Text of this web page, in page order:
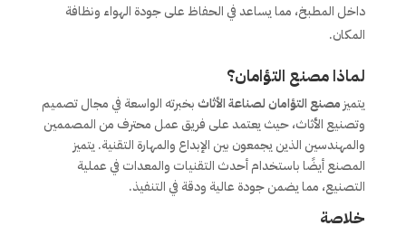
داخل المطبخ، مما يساعد في الحفاظ على جودة الهواء ونظافة
المكان.
لماذا مصنع التؤامان؟
يتميز مصنع التؤامان لصناعة الأثاثبخبرته الواسعة في مجال تصميم
وتصنيع الأثاث، حيث يعتمد على فريق عمل محترف من المصممين
والمهندسين الذين يجمعون بين الإبداع والمهارة التقنية. يتميز
المصنع أيضًا باستخدام أحدث التقنيات والمعدات في عملية
التصنيع، مما يضمن جودة عالية ودقة في التنفيذ.
خلاصة